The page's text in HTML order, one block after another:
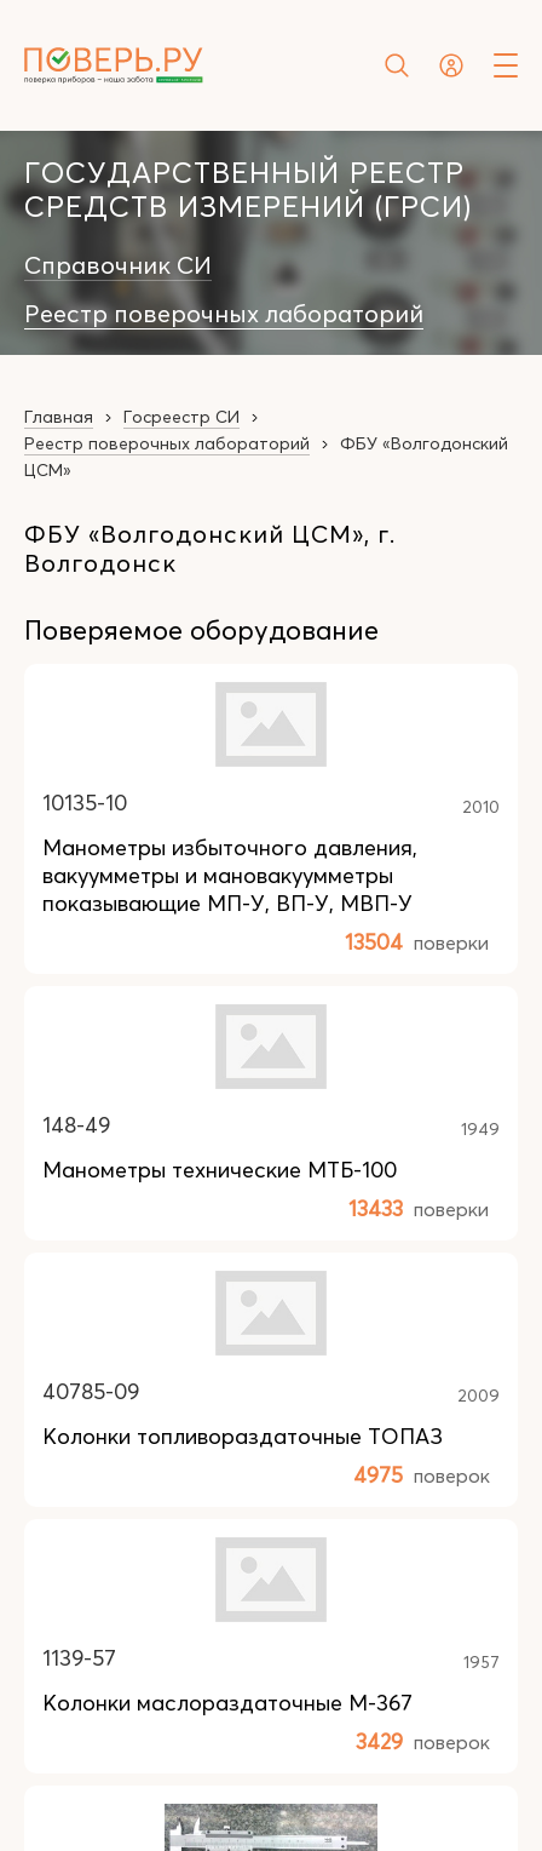
ГОСУДАРСТВЕННЫЙ РЕЕСТР
СРЕДСТВ ИЗМЕРЕНИЙ (ГРСИ)
Справочник СИ
Реестр поверочных лабораторий
Главная
Госреестр СИ
Реестр поверочных лабораторий
ФБУ «Волгодонский
ЦСМ»
ФБУ «Волгодонский ЦСМ», г.
Волгодонск
Поверяемое оборудование
10135-10 2010
Манометры избыточного давления,
вакуумметры и мановакуумметры
показывающие МП-У, ВП-У, МВП-У
13504 поверки
148-49 1949
Манометры технические МТБ-100
13433 поверки
40785-09 2009
Колонки топливораздаточные ТОПАЗ
4975 поверок
1139-57 1957
Колонки маслораздаточные М-367
3429 поверок